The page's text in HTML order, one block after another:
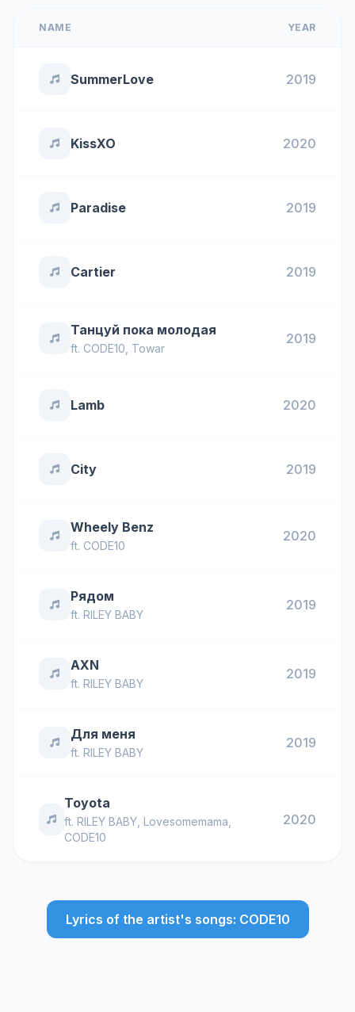
NAME YEAR
SummerLove 2019
KissXO 2020
Paradise 2019
Cartier 2019
Танцуй пока молодая
ft. CODE10 Towar
2019
Lamb 2020
City 2019
Wheely Benz
ft. CODE10
2020
Рядом
ft. RILEY BABY
2019
AXN
ft. RILEY BABY
2019
Для меня
ft. RILEY BABY
2019
Toyota
ft. RILEY BABY, Lovesomemama
CODE10
2020
Lyrics of the artist's songs: CODE10